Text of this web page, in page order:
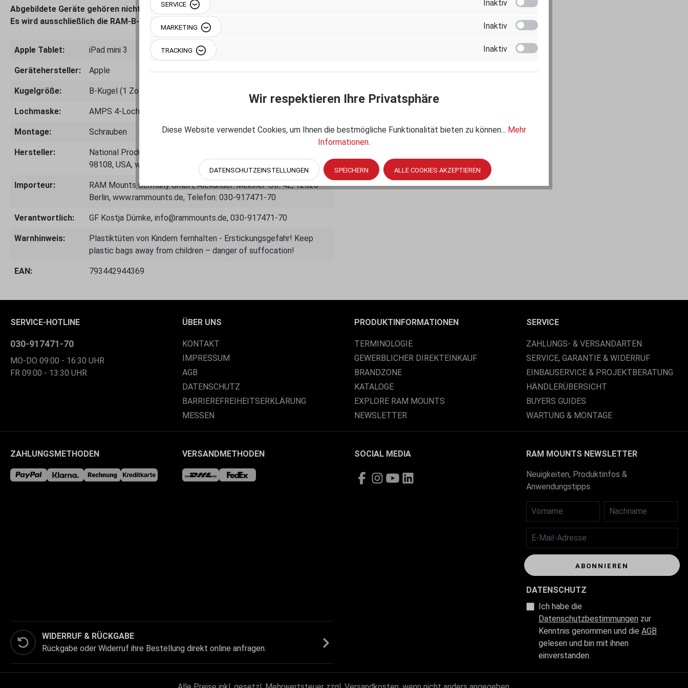
Abgebildete Geräte gehören nicht zum Lieferumfang.
Es wird ausschließlich die RAM-B-202-AP14U Halteschale geliefert.
Apple Tablet: iPad mini 3
Gerätehersteller: Apple
Kugelgröße: B-Kugel (1 Zoll bis 0.9 kg)
Lochmaske: AMPS 4-Loch
Montage: Schrauben
Hersteller:
National Products Inc.- 8410 Dallas Avenue South, Seattle, WA
98108, USA, www.rammount.com
Importeur:
RAM Mounts Germany GmbH, Alexander-Meißner-Str. 42, 12526
Berlin, www.rammounts.de, Telefon: 030-917471-70
Verantwortlich: GF Kostja Dümke, info@rammounts.de, 030-917471-70
Warnhinweis:
Plastiktüten von Kindern fernhalten - Erstickungsgefahr! Keep
plastic bags away from children – danger of suffocation!
EAN: 793442944369
SERVICE-HOTLINE
030-917471-70
MO-DO 09:00 - 16:30 UHR
FR 09:00 - 13:30 UHR
ÜBER UNS
KONTAKT
IMPRESSUM
AGB
DATENSCHUTZ
BARRIEREFREIHEITSERKLÄRUNG
MESSEN
PRODUKTINFORMATIONEN
TERMINOLOGIE
GEWERBLICHER DIREKTEINKAUF
BRANDZONE
KATALOGE
EXPLORE RAM MOUNTS
NEWSLETTER
SERVICE
ZAHLUNGS- & VERSANDARTEN
SERVICE, GARANTIE & WIDERRUF
EINBAUSERVICE & PROJEKTBERATUNG
HÄNDLERÜBERSICHT
BUYERS GUIDES
WARTUNG & MONTAGE
ZAHLUNGSMETHODEN VERSANDMETHODEN SOCIAL MEDIA
WIDERRUF & RÜCKGABE
Rückgabe oder Widerruf ihre Bestellung direkt online anfragen.
RAM MOUNTS NEWSLETTER
Neuigkeiten, Produktinfos &
Anwendungstipps.
VORNAME NACHNAME
E-MAIL-ADRESSE
ABONNIEREN
DATENSCHUTZ
Ich habe die
Datenschutzbestimmungen zur
Kenntnis genommen und die AGB
gelesen und bin mit ihnen
einverstanden.
SERVICE Inaktiv
MARKETING Inaktiv
TRACKING Inaktiv
Wir respektieren Ihre Privatsphäre
Diese Website verwendet Cookies, um Ihnen die bestmögliche Funktionalität bieten zu können... Mehr
Informationen.
DATENSCHUTZEINSTELLUNGEN SPEICHERN ALLE COOKIES AKZEPTIEREN